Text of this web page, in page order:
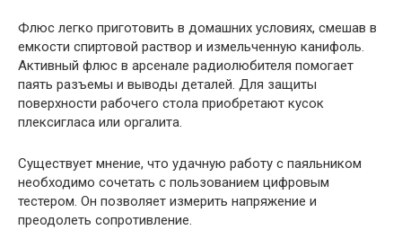
Флюс легко приготовить в домашних условиях, смешав в
емкости спиртовой раствор и измельченную канифоль.
Активный флюс в арсенале радиолюбителя помогает
паять разъемы и выводы деталей. Для защиты
поверхности рабочего стола приобретают кусок
плексигласа или оргалита.
Существует мнение, что удачную работу с паяльником
необходимо сочетать с пользованием цифровым
тестером. Он позволяет измерить напряжение и
преодолеть сопротивление.